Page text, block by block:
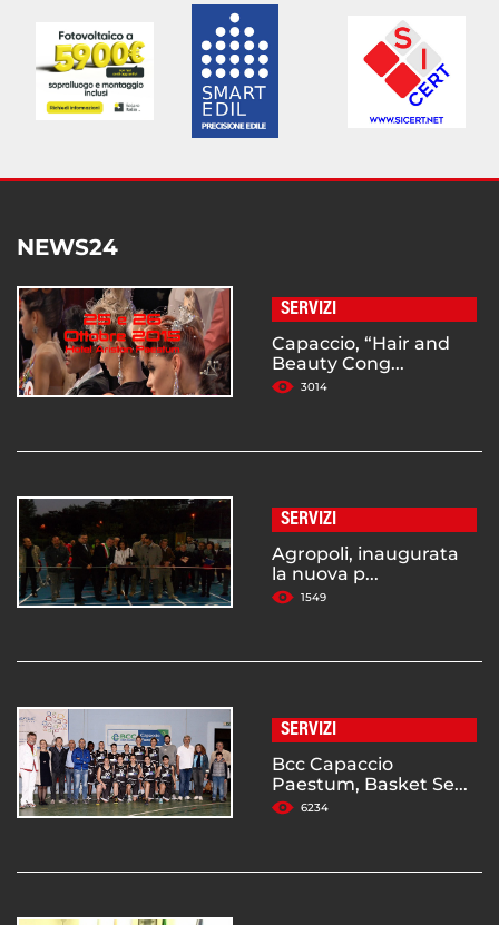
NEWS24
SERVIZI
Capaccio, “Hair and
Beauty Cong...
3014
SERVIZI
Agropoli, inaugurata
la nuova p...
1549
SERVIZI
Bcc Capaccio
Paestum, Basket Se...
6234